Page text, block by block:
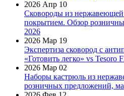
2026 Апр 10
Сковороды из
покрытием. Обзор
2026
2026 Мар 19
Экспертиза сковород с
«Готовить легко» vs
2026 Мар 02
Наборы кастрюль из
розничных предложений,